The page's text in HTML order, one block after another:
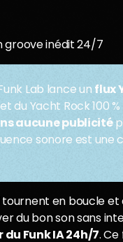
groove inédit 24/7
Lab lance un flux
du Yacht Rock 100 %
aucune publicité
sonore est
en boucle
du bon son sans
Funk IA 24h/7.